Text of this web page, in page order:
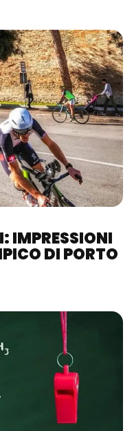
IMPRESSIONI
DI PORTO